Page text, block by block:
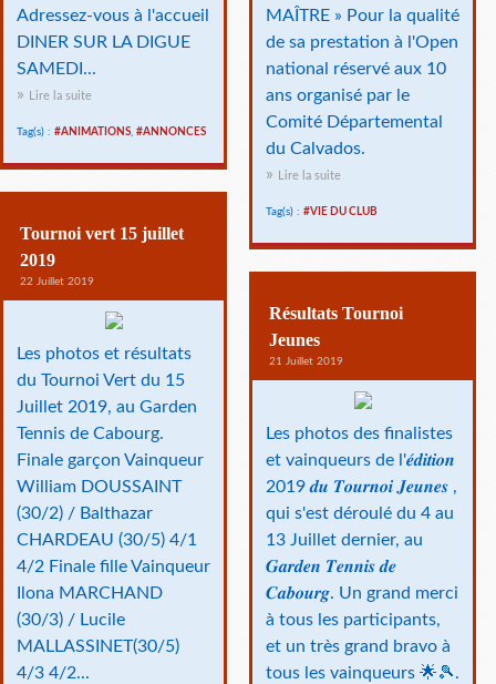
Adressez-vous à l'accueil
DINER SUR LA DIGUE
SAMEDI...
Lire la suite
Tag(s) : #ANIMATIONS, #ANNONCES
MAÎTRE » Pour la qualité
de sa prestation à l'Open
national réservé aux 10
ans organisé par le
Comité Départemental
du Calvados.
Lire la suite
Tag(s) : #VIE DU CLUB
Tournoi vert 15 juillet
2019
22 Juillet 2019
Les photos et résultats
du Tournoi Vert du 15
Juillet 2019, au Garden
Tennis de Cabourg.
Finale garçon Vainqueur
William DOUSSAINT
(30/2) / Balthazar
CHARDEAU (30/5) 4/1
4/2 Finale fille Vainqueur
Ilona MARCHAND
(30/3) / Lucile
MALLASSINET(30/5)
4/3 4/2...
Résultats Tournoi
Jeunes
21 Juillet 2019
Les photos des finalistes
et vainqueurs de l'𝒆́𝒅𝒊𝒕𝒊𝒐𝒏
2019 𝒅𝒖 𝑻𝒐𝒖𝒓𝒏𝒐𝒊 𝑱𝒆𝒖𝒏𝒆𝒔 ,
qui s'est déroulé du 4 au
13 Juillet dernier, au
𝑮𝒂𝒓𝒅𝒆𝒏 𝑻𝒆𝒏𝒏𝒊𝒔 𝒅𝒆
𝑪𝒂𝒃𝒐𝒖𝒓𝒈. Un grand merci
à tous les participants,
et un très grand bravo à
tous les vainqueurs 🌟🎾.